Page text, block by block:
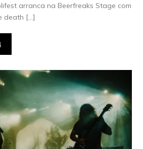
arranca na Beerfreaks Stage com
death […]